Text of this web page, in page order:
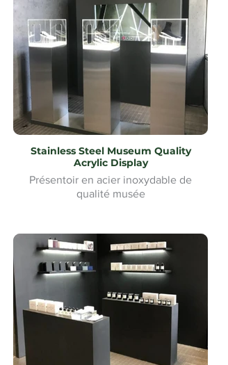
Stainless Steel Museum Quality
Acrylic Display
Présentoir en acier inoxydable de
qualité musée